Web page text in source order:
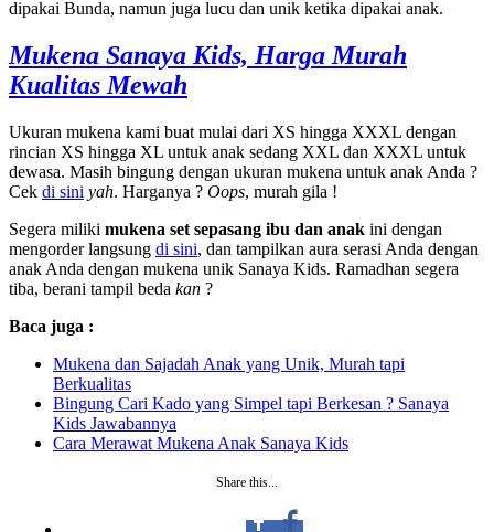
dipakai Bunda, namun juga lucu dan unik ketika dipakai anak.
Mukena Sanaya Kids, Harga Murah
Kualitas Mewah
Ukuran mukena kami buat mulai dari XS hingga XXXL dengan
rincian XS hingga XL untuk anak sedang XXL dan XXXL untuk
dewasa. Masih bingung dengan ukuran mukena untuk anak Anda ?
Cek di sini yah. Harganya ? Oops, murah gila !
Segera miliki mukena set sepasang ibu dan anak ini dengan
mengorder langsung di sini, dan tampilkan aura serasi Anda dengan
anak Anda dengan mukena unik Sanaya Kids. Ramadhan segera
tiba, berani tampil beda kan ?
Baca juga :
Mukena dan Sajadah Anak yang Unik, Murah tapi
Berkualitas
Bingung Cari Kado yang Simpel tapi Berkesan ? Sanaya
Kids Jawabannya
Cara Merawat Mukena Anak Sanaya Kids
Share this...